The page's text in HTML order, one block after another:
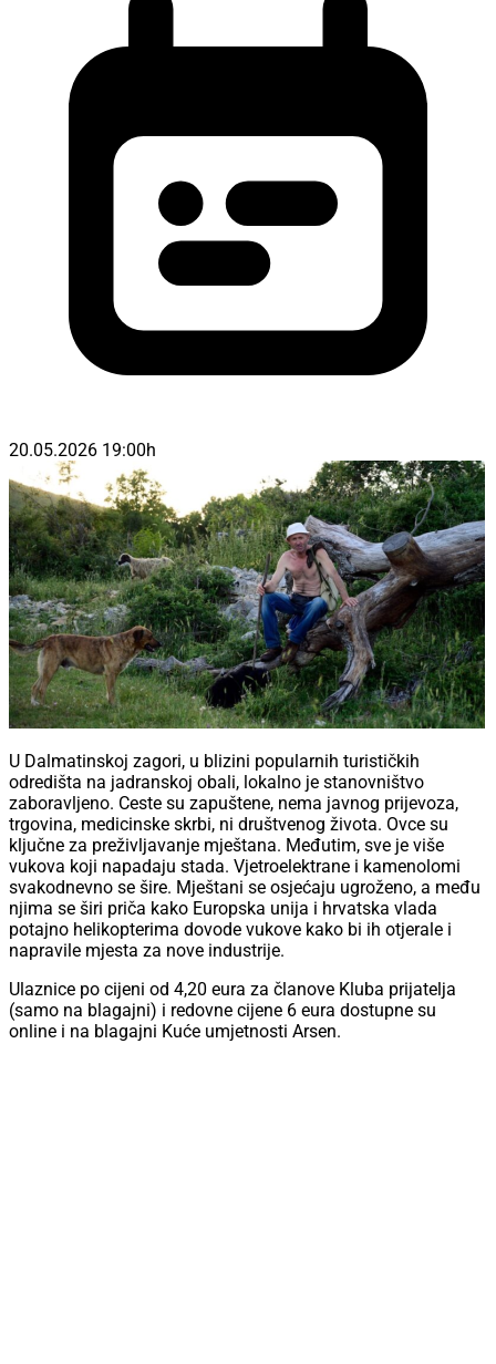
20.05.2026 19:00h
U Dalmatinskoj zagori, u blizini popularnih turističkih
odredišta na jadranskoj obali, lokalno je stanovništvo
zaboravljeno. Ceste su zapuštene, nema javnog prijevoza,
trgovina, medicinske skrbi, ni društvenog života. Ovce su
ključne za preživljavanje mještana. Međutim, sve je više
vukova koji napadaju stada. Vjetroelektrane i kamenolomi
svakodnevno se šire. Mještani se osjećaju ugroženo, a među
njima se širi priča kako Europska unija i hrvatska vlada
potajno helikopterima dovode vukove kako bi ih otjerale i
napravile mjesta za nove industrije.
Ulaznice po cijeni od 4,20 eura za članove Kluba prijatelja
(samo na blagajni) i redovne cijene 6 eura dostupne su
online i na blagajni Kuće umjetnosti Arsen.